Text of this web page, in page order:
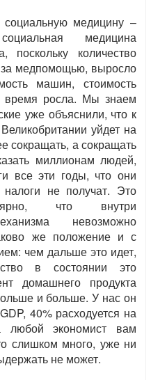
медицину –
медицина
поскольку количество
медпомощью, выросло
машин, стоимость
время росла. Мы знаем
уже объяснили, что к
уйдет на
сокращать, а сокращать
миллионам людей,
все эти годы, что они
не получат. Это
что внутри
невозможно
же положение и с
чем дальше это идет,
в состоянии это
домашнего продукта
и больше. У нас он
40% расходуется на
экономист вам
слишком много, уже ни
не может.